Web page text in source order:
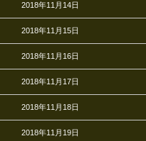
2018年11月14日
2018年11月15日
2018年11月16日
2018年11月17日
2018年11月18日
2018年11月19日